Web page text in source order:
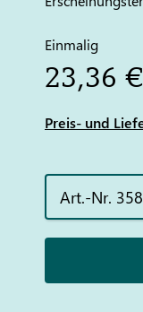
Einmalig
23,36 €
Preis- und
Art.-Nr.